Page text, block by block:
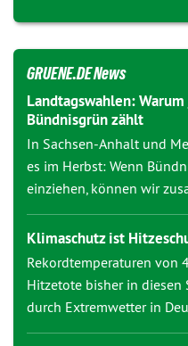
GRUENE.DE News
Landtagswahlen:
Bündnisgrün zählt
In Sachsen-Anhalt und
es im Herbst: Wenn
einziehen, können wir
Klimaschutz ist
Rekordtemperaturen von
Hitzetote bisher in diesen
durch Extremwetter in